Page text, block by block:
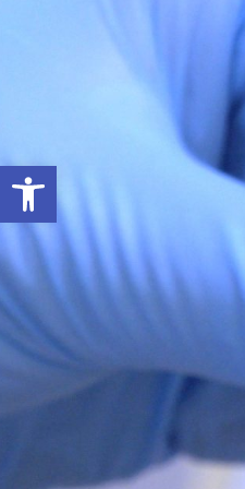
Open toolbar